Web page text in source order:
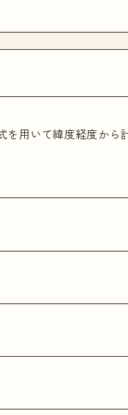
用いて緯度経度から